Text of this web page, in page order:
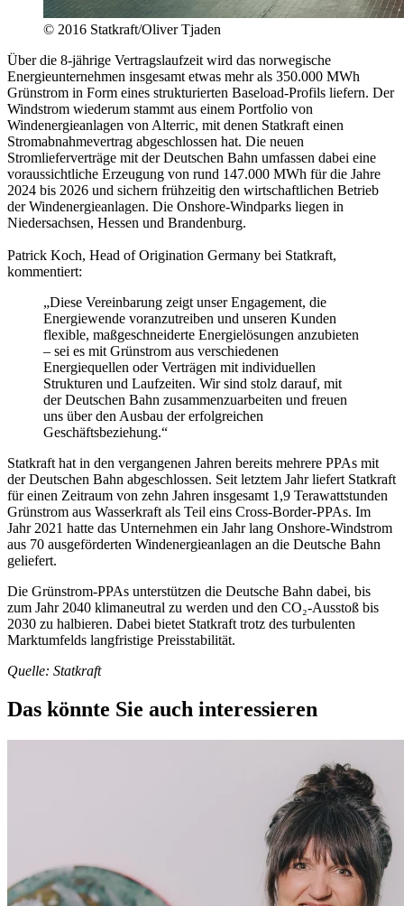
© 2016 Statkraft/Oliver Tjaden
Über die 8-jährige Vertragslaufzeit wird das norwegische
Energieunternehmen insgesamt etwas mehr als 350.000 MWh
Grünstrom in Form eines strukturierten Baseload-Profils liefern. Der
Windstrom wiederum stammt aus einem Portfolio von
Windenergieanlagen von Alterric, mit denen Statkraft einen
Stromabnahmevertrag abgeschlossen hat. Die neuen
Stromlieferverträge mit der Deutschen Bahn umfassen dabei eine
voraussichtliche Erzeugung von rund 147.000 MWh für die Jahre
2024 bis 2026 und sichern frühzeitig den wirtschaftlichen Betrieb
der Windenergieanlagen. Die Onshore-Windparks liegen in
Niedersachsen, Hessen und Brandenburg.
Patrick Koch, Head of Origination Germany bei Statkraft,
kommentiert:
„Diese Vereinbarung zeigt unser Engagement, die
Energiewende voranzutreiben und unseren Kunden
flexible, maßgeschneiderte Energielösungen anzubieten
– sei es mit Grünstrom aus verschiedenen
Energiequellen oder Verträgen mit individuellen
Strukturen und Laufzeiten. Wir sind stolz darauf, mit
der Deutschen Bahn zusammenzuarbeiten und freuen
uns über den Ausbau der erfolgreichen
Geschäftsbeziehung.“
Statkraft hat in den vergangenen Jahren bereits mehrere PPAs mit
der Deutschen Bahn abgeschlossen. Seit letztem Jahr liefert Statkraft
für einen Zeitraum von zehn Jahren insgesamt 1,9 Terawattstunden
Grünstrom aus Wasserkraft als Teil eins Cross-Border-PPAs. Im
Jahr 2021 hatte das Unternehmen ein Jahr lang Onshore-Windstrom
aus 70 ausgeförderten Windenergieanlagen an die Deutsche Bahn
geliefert.
Die Grünstrom-PPAs unterstützen die Deutsche Bahn dabei, bis
zum Jahr 2040 klimaneutral zu werden und den CO₂-Ausstoß bis
2030 zu halbieren. Dabei bietet Statkraft trotz des turbulenten
Marktumfelds langfristige Preisstabilität.
Quelle: Statkraft
Das könnte Sie auch interessieren